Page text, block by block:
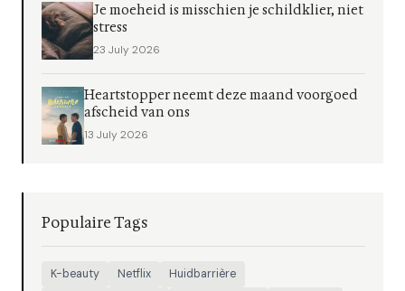
Je moeheid is misschien je schildklier, niet
stress
23 July 2026
Heartstopper neemt deze maand voorgoed
afscheid van ons
13 July 2026
Populaire Tags
K-beauty Netflix
Huidbarrière